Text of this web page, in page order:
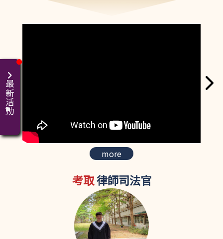
more
考取律師司法官
最新活動